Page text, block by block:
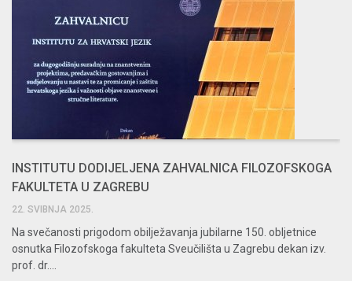
INSTITUTU DODIJELJENA ZAHVALNICA FILOZOFSKOGA
FAKULTETA U ZAGREBU
22. SVIBNJA 2025.
Na svečanosti prigodom obilježavanja jubilarne 150. obljetnice
osnutka Filozofskoga fakulteta Sveučilišta u Zagrebu dekan izv.
prof. dr....